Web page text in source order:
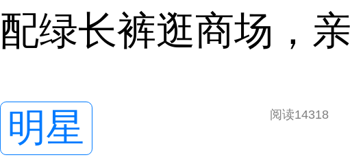
配绿长裤逛商场，
明星 阅读14318